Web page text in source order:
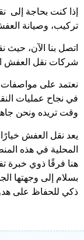
إذا كنت بحاجة إلى
تركيب، وصيانة
اتصل بنا الآن،
شركات نقل العفش
نعتمد على
في نجاح عمليات
وقت تريده ونحن
يعد نقل العفش
المحلية في هذه
هنا فرقًا ذوي خبرة
بسلام إلى وجهتها
ذكي للحفاظ على